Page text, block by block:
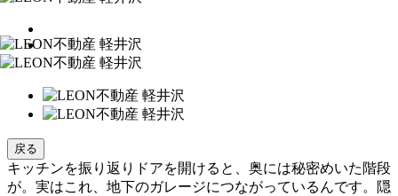
戻る
キッチンを振り返りドアを開けると、奥には秘密めいた階段
が。実はこれ、地下のガレージにつながっているんです。隠